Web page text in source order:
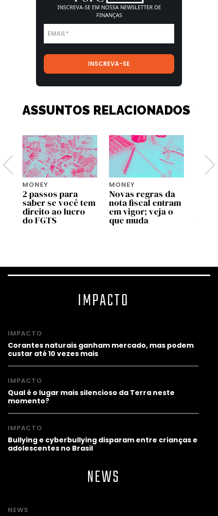
INSCREVA-SE EM NOSSA NEWSLETTER DE
FINANÇAS
ASSUNTOS RELACIONADOS
MONEY
2 passos para
saber se você tem
direito ao lucro
do FGTS
MONEY
Novas regras da
nota fiscal entram
em vigor; veja o
que muda
IMPACTO
IMPACTO
Corantes naturais ganham mercado, mas podem
custar até 10 vezes mais
IMPACTO
Qual é o lugar mais silencioso da Terra neste
momento?
IMPACTO
Bullying e cyberbullying disparam entre crianças e
adolescentes no Brasil
NEWS
NEWS